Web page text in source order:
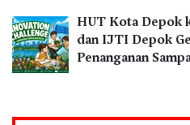
HUT Kota Depok
dan IJTI Depok
Penanganan